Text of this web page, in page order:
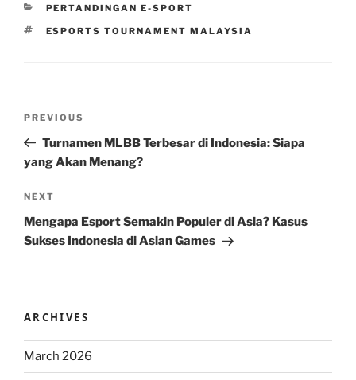
CATEGORIES
PERTANDINGAN E-SPORT
TAGS
ESPORTS TOURNAMENT MALAYSIA
Previous
Post
PREVIOUS
Turnamen MLBB Terbesar di Indonesia: Siapa
yang Akan Menang?
Next
Post
NEXT
Mengapa Esport Semakin Populer di Asia? Kasus
Sukses Indonesia di Asian Games
ARCHIVES
March 2026